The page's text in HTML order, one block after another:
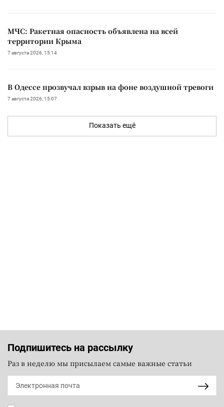
МЧС: Ракетная опасность объявлена на всей
территории Крыма
7 августа 2026, 15:14
В Одессе прозвучал взрыв на фоне воздушной тревоги
7 августа 2026, 15:07
Показать ещё
Подпишитесь на рассылку
Раз в неделю мы присылаем самые важные статьи